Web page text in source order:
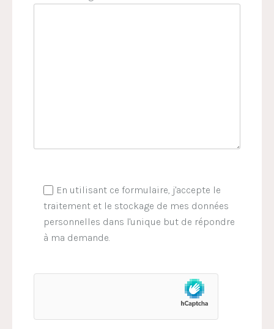
En utilisant ce formulaire, j'accepte le
traitement et le stockage de mes données
personnelles dans l'unique but de répondre
à ma demande.